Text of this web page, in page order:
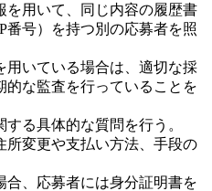
を用いて、同じ内容の履歴書
番号）を持つ別の応募者を照
用いている場合は、適切な採
的な監査を行っていることを
る具体的な質問を行う。
所変更や支払い方法、手段の
合、応募者には身分証明書を